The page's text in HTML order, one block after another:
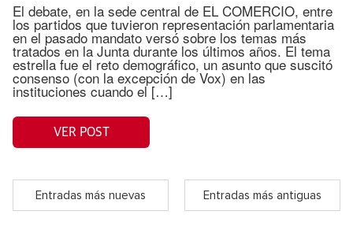
El debate, en la sede central de EL COMERCIO, entre
los partidos que tuvieron representación parlamentaria
en el pasado mandato versó sobre los temas más
tratados en la Junta durante los últimos años. El tema
estrella fue el reto demográfico, un asunto que suscitó
consenso (con la excepción de Vox) en las
instituciones cuando el […]
VER POST
Entradas más nuevas Entradas más antiguas